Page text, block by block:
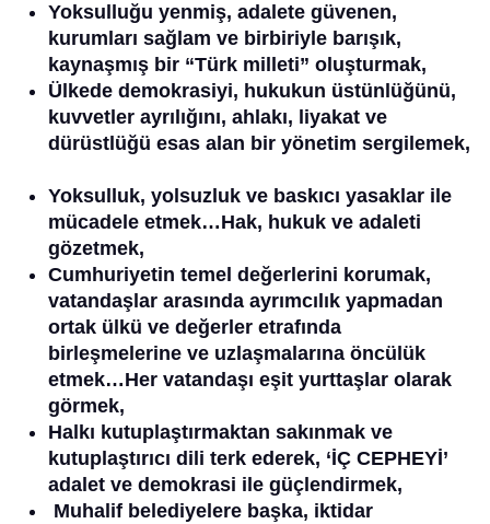
Yoksulluğu yenmiş, adalete güvenen,
kurumları sağlam ve birbiriyle barışık,
kaynaşmış bir “Türk milleti” oluşturmak,
Ülkede demokrasiyi, hukukun üstünlüğünü,
kuvvetler ayrılığını, ahlakı, liyakat ve
dürüstlüğü esas alan bir yönetim sergilemek,
Yoksulluk, yolsuzluk ve baskıcı yasaklar ile
mücadele etmek…Hak, hukuk ve adaleti
gözetmek,
Cumhuriyetin temel değerlerini korumak,
vatandaşlar arasında ayrımcılık yapmadan
ortak ülkü ve değerler etrafında
birleşmelerine ve uzlaşmalarına öncülük
etmek…Her vatandaşı eşit yurttaşlar olarak
görmek,
Halkı kutuplaştırmaktan sakınmak ve
kutuplaştırıcı dili terk ederek, ‘İÇ CEPHEYİ’
adalet ve demokrasi ile güçlendirmek,
Muhalif belediyelere başka, iktidar